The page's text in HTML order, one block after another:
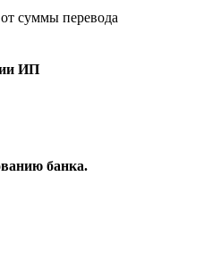
суммы перевода
ИП
банка.